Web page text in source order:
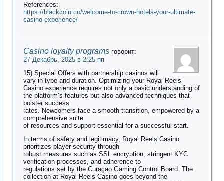
References:
https://blackcoin.co/welcome-to-crown-hotels-your-ultimate-
casino-experience/
Casino loyalty programs говорит:
27 Декабрь, 2025 в 2:25 пп
15) Special Offers with partnership casinos will
vary in type and duration. Optimizing your Royal Reels
Casino experience requires not only a basic understanding of
the platform’s features but also advanced techniques that
bolster success
rates. Newcomers face a smooth transition, empowered by a
comprehensive suite
of resources and support essential for a successful start.
In terms of safety and legitimacy, Royal Reels Casino
prioritizes player security through
robust measures such as SSL encryption, stringent KYC
verification processes, and adherence to
regulations set by the Curaçao Gaming Control Board. The
collection at Royal Reels Casino goes beyond the